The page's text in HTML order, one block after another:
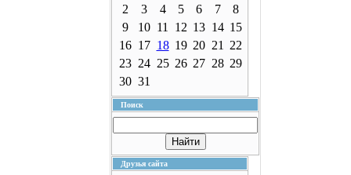
2
3 4 5 6 7
8
9
10 11 12 13 14 15
16 17 18 19 20 21
22
23 24 25 26 27 28 29
30 31
Поиск
Друзья сайта